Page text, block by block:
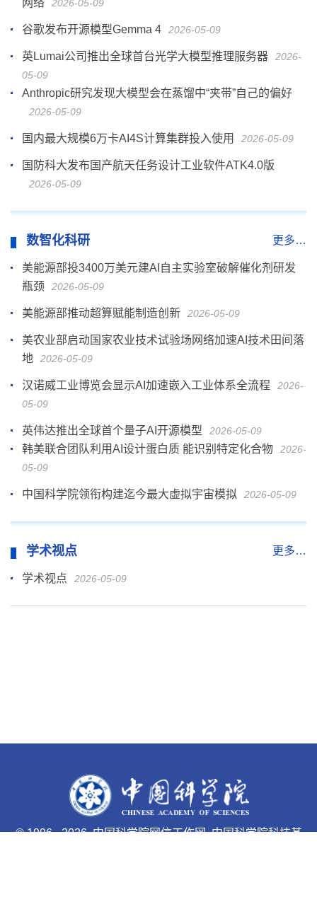
2026-05-09
谷歌发布开源模型Gemma 4 2026-05-09
英Lumai公司推出全球首台光学大模型推理服务器
2026-
05-09
Anthropic研究发现大模型会在蒸馏中“夹带”自己的偏好
2026-05-09
国内最大规模6万卡AI4S计算集群投入使用 2026-05-09
国防科大发布国产航天任务设计工业软件ATK4.0版
2026-05-09
数智化科研 更多…
美能源部投3400万美元建AI自主实验室破解催化剂研发
瓶颈
2026-05-09
美能源部推动超算赋能制造创新 2026-05-09
美农业部启动国家农业技术试验场网络加速AI技术田间落
地
2026-05-09
汉诺威工业博览会显示AI加速嵌入工业体系全流程
2026-
05-09
英伟达推出全球首个量子AI开源模型 2026-05-09
韩美联合团队利用AI设计蛋白质 能识别特定化合物
2026-
05-09
中国科学院领衔构建迄今最大虚拟宇宙模拟 2026-05-09
学术视点 更多…
学术视点 2026-05-09
© 1996 -2026 中国科学院网信工作网 中国科学院科技基